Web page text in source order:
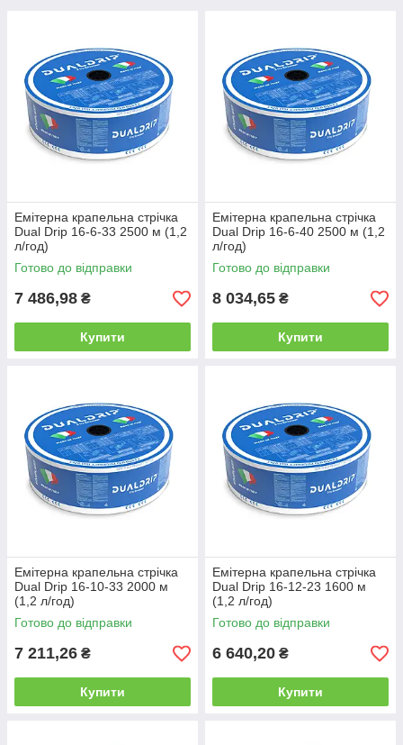
Емітерна крапельна стрічка
Dual Drip 16-6-33 2500 м (1,2
л/год)
Готово до відправки
7 486,98 ₴
Купити
Емітерна крапельна стрічка
Dual Drip 16-6-40 2500 м (1,2
л/год)
Готово до відправки
8 034,65 ₴
Купити
Емітерна крапельна стрічка
Dual Drip 16-10-33 2000 м
(1,2 л/год)
Готово до відправки
7 211,26 ₴
Купити
Емітерна крапельна стрічка
Dual Drip 16-12-23 1600 м
(1,2 л/год)
Готово до відправки
6 640,20 ₴
Купити